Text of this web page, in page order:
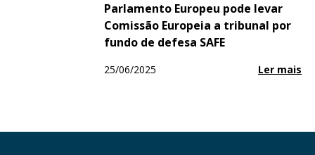
Parlamento Europeu pode levar
Comissão Europeia a tribunal por
fundo de defesa SAFE
25/06/2025 Ler mais